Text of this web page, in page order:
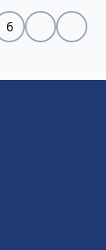
6